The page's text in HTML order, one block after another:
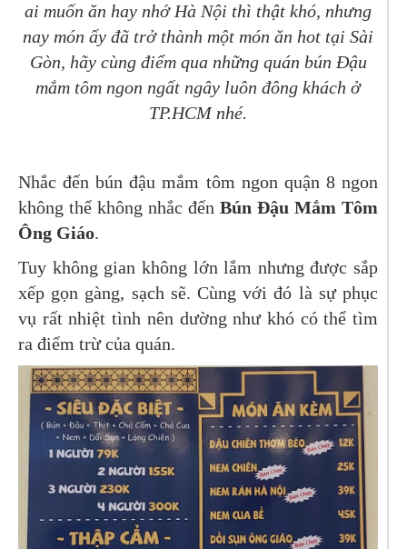
ai muốn ăn hay nhớ Hà Nội thì thật khó, nhưng
nay món ấy đã trở thành một món ăn hot tại Sài
Gòn, hãy cùng điểm qua những quán bún Đậu
mắm tôm ngon ngất ngây luôn đông khách ở
TP.HCM nhé.
Nhắc đến bún đậu mắm tôm ngon quận 8 ngon
không thể không nhắc đến Bún Đậu Mắm Tôm
Ông Giáo.
Tuy không gian không lớn lắm nhưng được sắp
xếp gọn gàng, sạch sẽ. Cùng với đó là sự phục
vụ rất nhiệt tình nên dường như khó có thể tìm
ra điểm trừ của quán.